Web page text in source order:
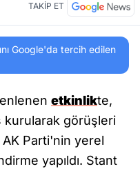
TAKİP ET
Google'da tercih edilen
etkinlikte,
kurularak görüşleri
AK Parti'nin yerel
yapıldı. Stant